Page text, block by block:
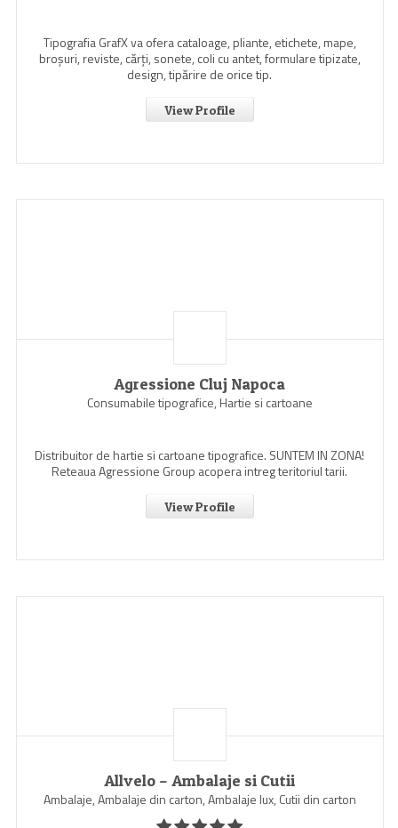
Tipografia GrafX va ofera cataloage, pliante, etichete, mape,
broşuri, reviste, cărţi, sonete, coli cu antet, formulare tipizate,
design, tipărire de orice tip.
View Profile
Agressione Cluj Napoca
Consumabile tipografice, Hartie si cartoane
Distribuitor de hartie si cartoane tipografice. SUNTEM IN ZONA!
Reteaua Agressione Group acopera intreg teritoriul tarii.
View Profile
Allvelo – Ambalaje si Cutii
Ambalaje, Ambalaje din carton, Ambalaje lux, Cutii din carton